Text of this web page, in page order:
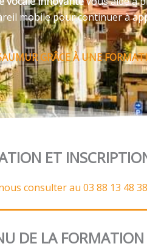
mobile pour continuer à
GRÂCE À UNE
ET
consulter au 03 88 13 48 38
DE LA FORMATION